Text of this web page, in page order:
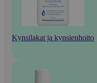
Kynsilakat ja kynsienhoito